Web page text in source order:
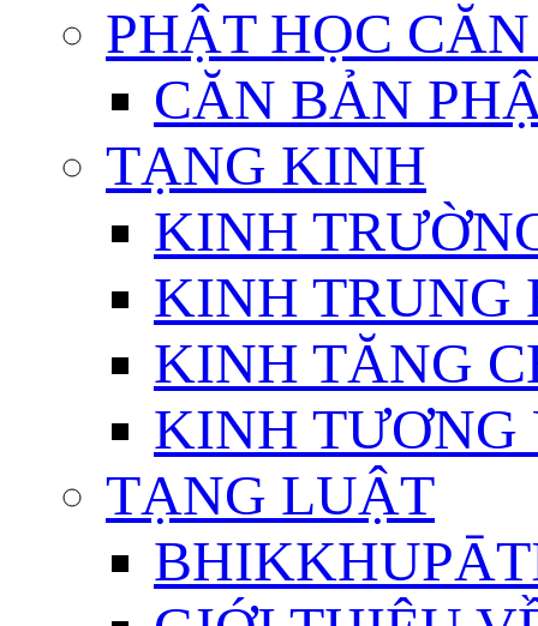
PHẬT HỌC
CĂN BẢN
TẠNG KINH
KINH
KINH TRUNG
KINH TĂNG
KINH TƯƠNG
TẠNG LUẬT